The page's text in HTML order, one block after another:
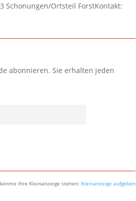
Schonungen/Ortsteil ForstKontakt:
abonnieren. Sie erhalten jeden
Ihre Kleinanzeige stehen: Kleinanzeige aufgeben